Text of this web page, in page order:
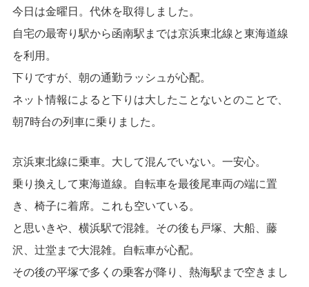
今日は金曜日。代休を取得しました。
自宅の最寄り駅から函南駅までは京浜東北線と東海道線
を利用。
下りですが、朝の通勤ラッシュが心配。
ネット情報によると下りは大したことないとのことで、
朝7時台の列車に乗りました。
京浜東北線に乗車。大して混んでいない。一安心。
乗り換えして東海道線。自転車を最後尾車両の端に置
き、椅子に着席。これも空いている。
と思いきや、横浜駅で混雑。その後も戸塚、大船、藤
沢、辻堂まで大混雑。自転車が心配。
その後の平塚で多くの乗客が降り、熱海駅まで空きまし